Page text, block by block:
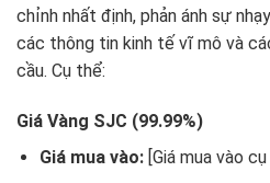
chỉnh nhất định, phản ánh sự
các thông tin kinh tế vĩ mô và
cầu. Cụ thể:
Giá Vàng SJC (99.99%)
Giá mua vào:[Giá mua vào